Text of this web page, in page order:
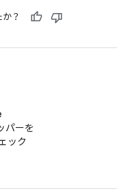
？
パーを
ック